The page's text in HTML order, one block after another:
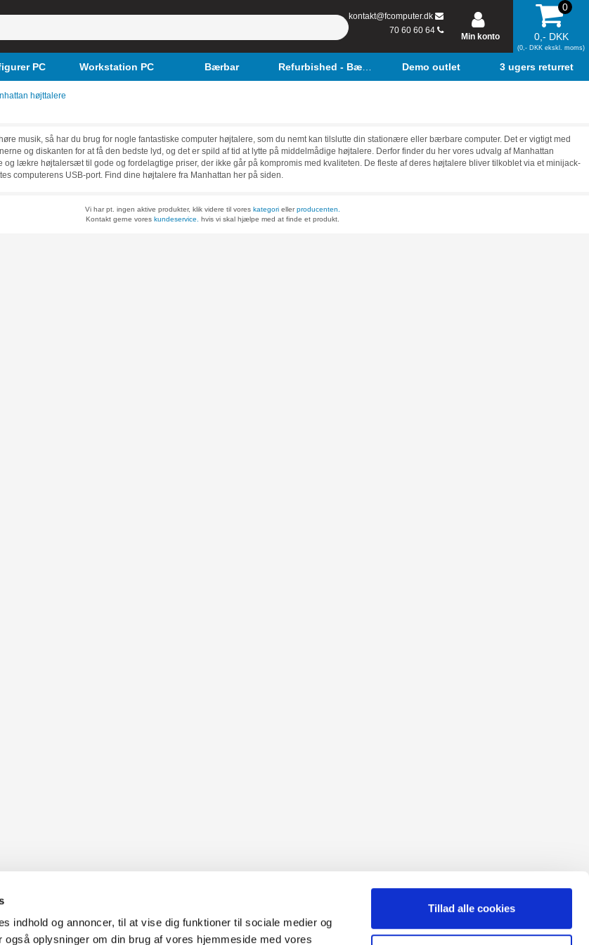
indhold og annoncer, til at vise dig funktioner til sociale medier og
oplysninger om din brug af vores hjemmeside med vores
Tillad alle cookies
kontakt@fcomputer.dk
70 60 60 64
Min konto
0
0,- DKK
(0,- DKK ekskl. moms)
PC Workstation PC Bærbar Refurbished - Bærbar Demo outlet 3 ugers returret
højttalere
musik, så har du brug for nogle fantastiske computer højtalere, som du nemt kan tilslutte din stationære eller bærbare computer. Det er vigtigt med
og diskanten for at få den bedste lyd, og det er spild af tid at lytte på middelmådige højtalere. Derfor finder du her vores udvalg af Manhattan
og lækre højtalersæt til gode og fordelagtige priser, der ikke går på kompromis med kvaliteten. De fleste af deres højtalere bliver tilkoblet via et minijack-
computerens USB-port. Find dine højtalere fra Manhattan her på siden.
Vi har pt. ingen aktive produkter, klik videre til voreskategori ellerproducenten.
Kontakt gerne voreskundeservice. hvis vi skal hjælpe med at finde et produkt.